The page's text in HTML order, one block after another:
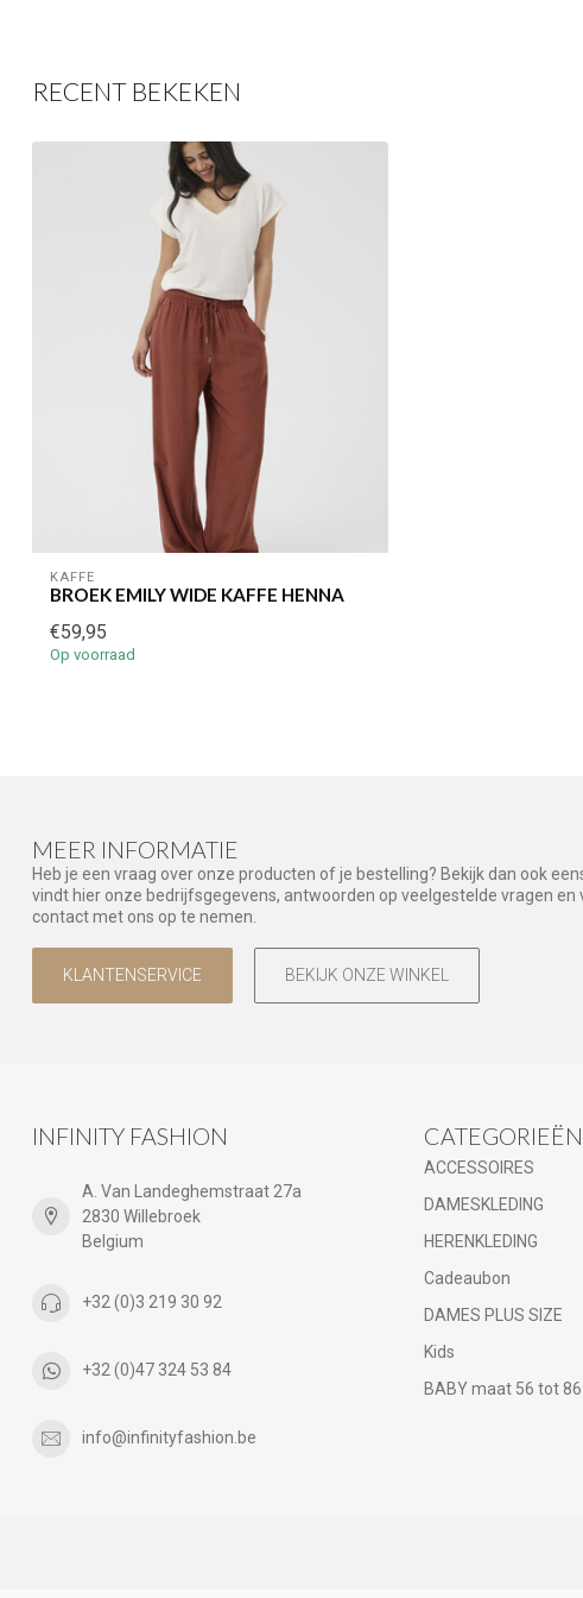
RECENT BEKEKEN
KAFFE
BROEK EMILY WIDE KAFFE HENNA
€59,95
Op voorraad
MEER INFORMATIE
Heb je een vraag over onze producten of je bestelling? Bekijk dan ook
vindt hier onze bedrijfsgegevens, antwoorden op veelgestelde vragen en
contact met ons op te nemen.
KLANTENSERVICE BEKIJK ONZE WINKEL
INFINITY FASHION
A. Van Landeghemstraat 27a
2830 Willebroek
Belgium
+32 (0)3 219 30 92
+32 (0)47 324 53 84
info@infinityfashion.be
CATEGORIEËN
ACCESSOIRES
DAMESKLEDING
HERENKLEDING
Cadeaubon
DAMES PLUS SIZE
Kids
BABY maat 56 tot 86